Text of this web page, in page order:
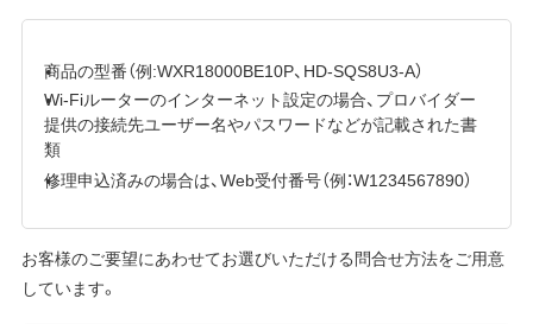
商品の型番（例:WXR18000BE10P、HD-SQS8U3-A）
Wi-Fiルーターのインターネット設定の場合、プロバイダー
提供の接続先ユーザー名やパスワードなどが記載された書
類
修理申込済みの場合は、Web受付番号（例：W1234567890）
お客様のご要望にあわせてお選びいただける問合せ方法をご用意
しています。